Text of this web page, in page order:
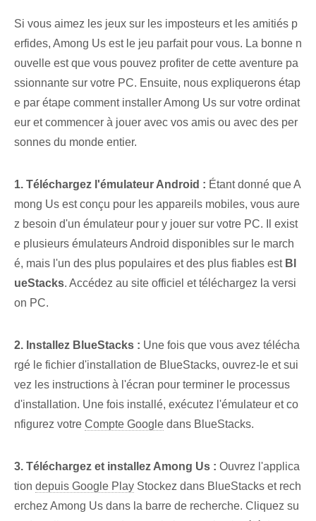
Si vous aimez les jeux sur les imposteurs et les amitiés p
erfides, Among Us est le jeu parfait pour vous. La bonne n
ouvelle est que vous pouvez profiter de cette aventure pa
ssionnante sur votre PC. Ensuite, nous expliquerons étap
e par étape comment installer Among Us sur votre ordinat
eur et commencer à jouer avec vos amis ou avec des per
sonnes du monde entier.
1. Téléchargez l'émulateur Android : Étant donné que A
mong Us est conçu pour les appareils mobiles, vous aure
z besoin d'un émulateur pour y jouer sur votre ⁢PC. Il exist
e plusieurs émulateurs Android disponibles sur le march
é, mais l'un des plus populaires et des plus fiables est Bl
ueStacks.​ Accédez au⁤ site officiel et téléchargez la versi
on ‌PC.
2. ⁢Installez ⁣BlueStacks : Une fois que vous avez télécha
rgé le fichier d'installation de BlueStacks, ouvrez-le et sui
vez les instructions à l'écran pour terminer le processus
d'installation. Une fois installé, exécutez l'émulateur et co
nfigurez votre Compte Google dans BlueStacks.
3. Téléchargez et installez Among Us : Ouvrez l'applica
tion⁤ depuis Google Play ‌Stockez dans BlueStacks et rech
erchez Among Us dans la barre de recherche. Cliquez su